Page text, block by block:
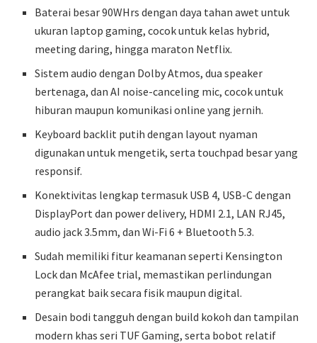
Baterai besar 90WHrs dengan daya tahan awet untuk
ukuran laptop gaming, cocok untuk kelas hybrid,
meeting daring, hingga maraton Netflix.
Sistem audio dengan Dolby Atmos, dua speaker
bertenaga, dan AI noise-canceling mic, cocok untuk
hiburan maupun komunikasi online yang jernih.
Keyboard backlit putih dengan layout nyaman
digunakan untuk mengetik, serta touchpad besar yang
responsif.
Konektivitas lengkap termasuk USB 4, USB-C dengan
DisplayPort dan power delivery, HDMI 2.1, LAN RJ45,
audio jack 3.5mm, dan Wi-Fi 6 + Bluetooth 5.3.
Sudah memiliki fitur keamanan seperti Kensington
Lock dan McAfee trial, memastikan perlindungan
perangkat baik secara fisik maupun digital.
Desain bodi tangguh dengan build kokoh dan tampilan
modern khas seri TUF Gaming, serta bobot relatif